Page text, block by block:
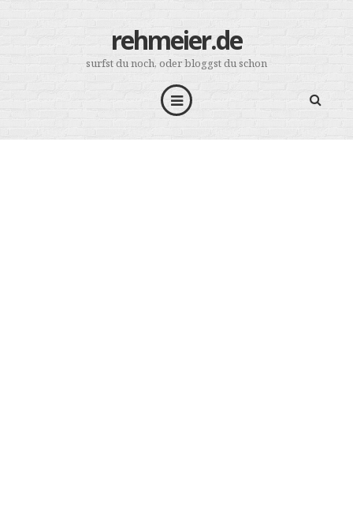
rehmeier.de
surfst du noch, oder bloggst du schon